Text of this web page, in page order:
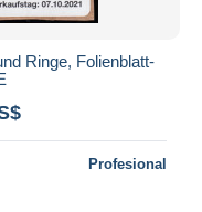
Ringe, Folienblatt-
Profesional